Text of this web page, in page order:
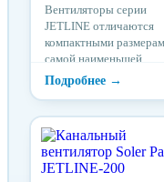
Вентиляторы серии
JETLINE отличаются
компактными
самой наименьшей
высотой корпуса среди
всех известных центр...